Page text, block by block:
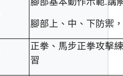
腳部上、中、下防禦
正拳、馬步正拳攻擊
習